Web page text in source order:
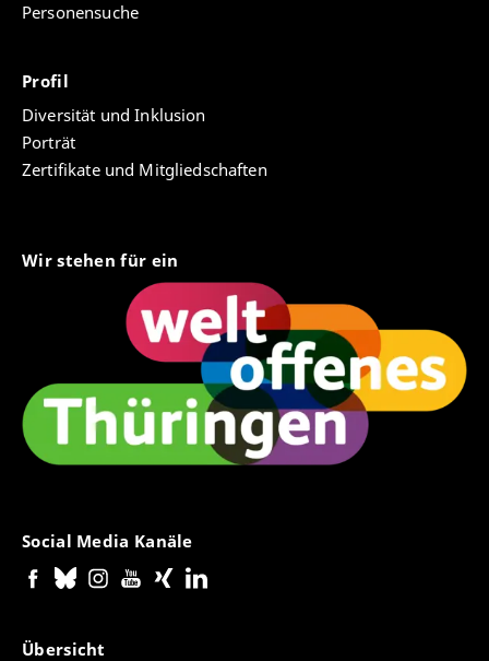
Personensuche
Profil
Diversität und Inklusion
Porträt
Zertifikate und Mitgliedschaften
Wir stehen für ein
Social Media Kanäle
Übersicht